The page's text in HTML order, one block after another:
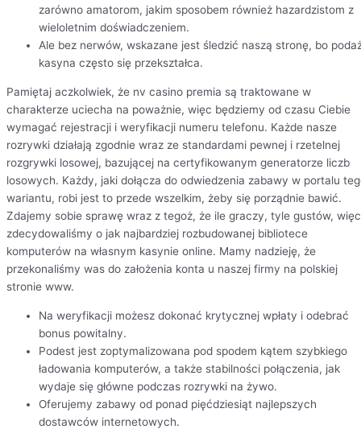
zarówno amatorom, jakim sposobem również hazardzistom z
wieloletnim doświadczeniem.
Ale bez nerwów, wskazane jest śledzić naszą stronę, bo
kasyna często się przekształca.
Pamiętaj aczkolwiek, że nv casino premia są traktowane w
charakterze uciecha na poważnie, więc będziemy od czasu Ciebie
wymagać rejestracji i weryfikacji numeru telefonu. Każde nasze
rozrywki działają zgodnie wraz ze standardami pewnej i rzetelnej
rozgrywki losowej, bazującej na certyfikowanym generatorze liczb
losowych. Każdy, jaki dołącza do odwiedzenia zabawy w portalu
wariantu, robi jest to przede wszelkim, żeby się porządnie bawić.
Zdajemy sobie sprawę wraz z tegoż, że ile graczy, tyle gustów, więc
zdecydowaliśmy o jak najbardziej rozbudowanej bibliotece
komputerów na własnym kasynie online. Mamy nadzieję, że
przekonaliśmy was do założenia konta u naszej firmy na polskiej
stronie www.
Na weryfikacji możesz dokonać krytycznej wpłaty i odebrać
bonus powitalny.
Podest jest zoptymalizowana pod spodem kątem szybkiego
ładowania komputerów, a także stabilności połączenia, jak
wydaje się główne podczas rozrywki na żywo.
Oferujemy zabawy od ponad pięćdziesiąt najlepszych
dostawców internetowych.